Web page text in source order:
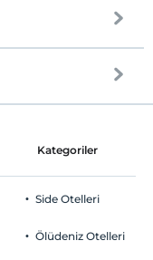
Kategoriler
Side Otelleri
Ölüdeniz Otelleri